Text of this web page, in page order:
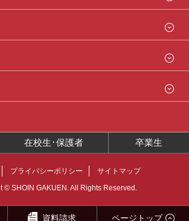
在校生･保護者 卒業生
プライバシーポリシー
サイトマップ
© SHOIN GAKUEN. All Rights Reserved.
資料請求 ページトップ